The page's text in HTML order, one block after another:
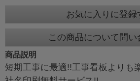
お気に入りに登録
この商品について問い
商品説明
短期工事に最適!!工事看板よりも